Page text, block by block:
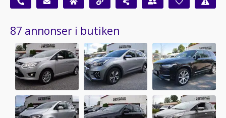
87 annonser i butiken